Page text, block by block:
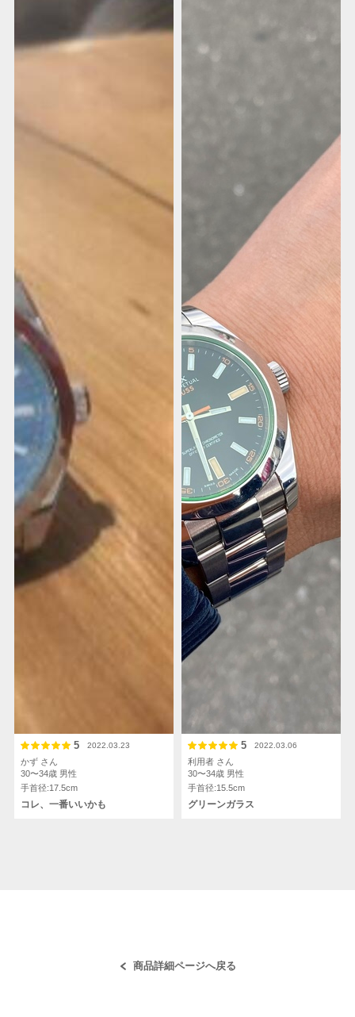
5 2022.03.23
かず さん
30〜34歳 男性
手首径:17.5cm
コレ、一番いいかも
5 2022.03.06
利用者 さん
30〜34歳 男性
手首径:15.5cm
グリーンガラス
商品詳細ページへ戻る